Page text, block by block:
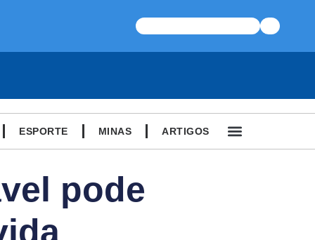
ESPORTE MINAS ARTIGOS
pode